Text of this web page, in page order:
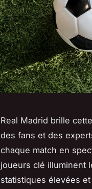
Real Madrid brille
des fans et des
chaque match en
joueurs clé illuminent
statistiques élevées